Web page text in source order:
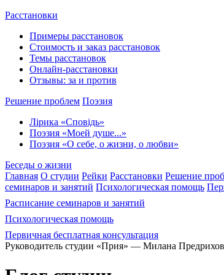
Расстановки
Примеры расстановок
Стоимость и заказ расстановок
Темы расстановок
Онлайн-расстановки
Отзывы: за и против
Решение проблем Поэзия
Лірика «Сповідь»
Поэзия «Моей душе...»
Поэзия «О себе, о жизни, о любви»
Беседы о жизни
Главная О студии Рейки Расстановки Решение
семинаров и занятий Психологическая помощь
Расписание семинаров и занятий
Психологическая помощь
Первичная бесплатная консультация
Руководитель студии «Прия» — Милана